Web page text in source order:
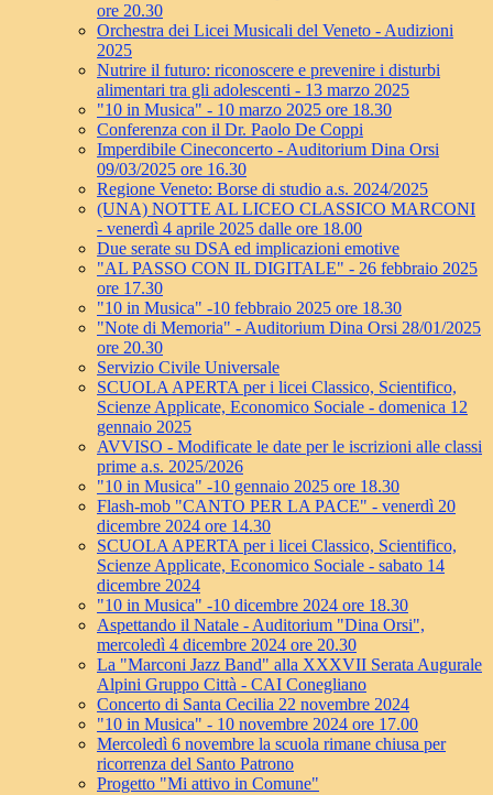
ore 20.30
Orchestra dei Licei Musicali del Veneto - Audizioni
2025
Nutrire il futuro: riconoscere e prevenire i disturbi
alimentari tra gli adolescenti - 13 marzo 2025
"10 in Musica" - 10 marzo 2025 ore 18.30
Conferenza con il Dr. Paolo De Coppi
Imperdibile Cineconcerto - Auditorium Dina Orsi
09/03/2025 ore 16.30
Regione Veneto: Borse di studio a.s. 2024/2025
(UNA) NOTTE AL LICEO CLASSICO MARCONI
- venerdì 4 aprile 2025 dalle ore 18.00
Due serate su DSA ed implicazioni emotive
"AL PASSO CON IL DIGITALE" - 26 febbraio 2025
ore 17.30
"10 in Musica" -10 febbraio 2025 ore 18.30
"Note di Memoria" - Auditorium Dina Orsi 28/01/2025
ore 20.30
Servizio Civile Universale
SCUOLA APERTA per i licei Classico, Scientifico,
Scienze Applicate, Economico Sociale - domenica 12
gennaio 2025
AVVISO - Modificate le date per le iscrizioni alle classi
prime a.s. 2025/2026
"10 in Musica" -10 gennaio 2025 ore 18.30
Flash-mob "CANTO PER LA PACE" - venerdì 20
dicembre 2024 ore 14.30
SCUOLA APERTA per i licei Classico, Scientifico,
Scienze Applicate, Economico Sociale - sabato 14
dicembre 2024
"10 in Musica" -10 dicembre 2024 ore 18.30
Aspettando il Natale - Auditorium "Dina Orsi",
mercoledì 4 dicembre 2024 ore 20.30
La "Marconi Jazz Band" alla XXXVII Serata Augurale
Alpini Gruppo Città - CAI Conegliano
Concerto di Santa Cecilia 22 novembre 2024
"10 in Musica" - 10 novembre 2024 ore 17.00
Mercoledì 6 novembre la scuola rimane chiusa per
ricorrenza del Santo Patrono
Progetto "Mi attivo in Comune"